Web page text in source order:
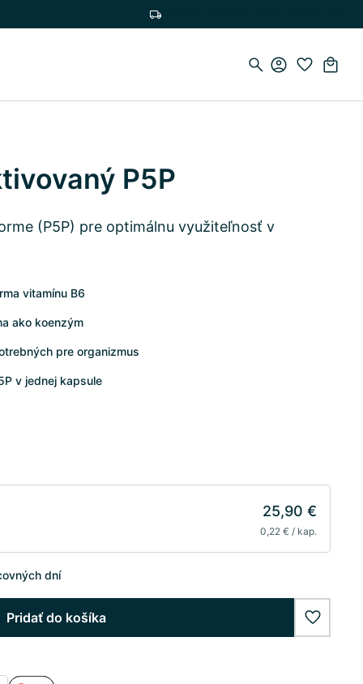
P5P
(P5P) pre optimálnu využiteľnosť v
vitamínu B6
ako koenzým
pre organizmus
v jednej kapsule
25,90 €
0,22 € / kap.
dní
Pridať do košíka